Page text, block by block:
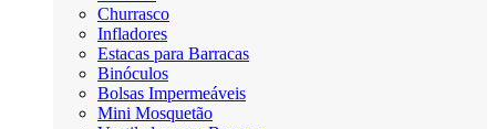
Churrasco
Infladores
Estacas para Barracas
Binóculos
Bolsas Impermeáveis
Mini Mosquetão